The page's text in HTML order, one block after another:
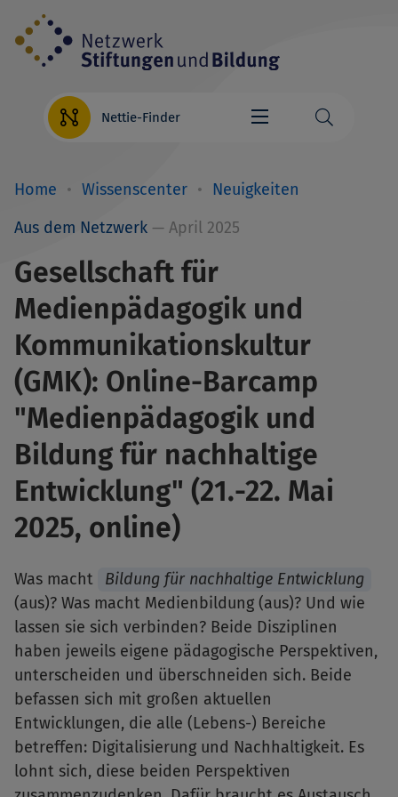
Direkt
zum
Inhalt
Nettie-Finder
Home Wissenscenter
Neuigkeiten
Aus dem Netzwerk — April 2025
Gesellschaft für
Medienpädagogik und
Kommunikationskultur
(GMK): Online-Barcamp
"Medienpädagogik und
Bildung für nachhaltige
Entwicklung" (21.-22. Mai
2025, online)
Was macht
Bildung für nachhaltige Entwicklung
(aus)? Was macht Medienbildung (aus)? Und wie
lassen sie sich verbinden? Beide Disziplinen
haben jeweils eigene pädagogische Perspektiven,
unterscheiden und überschneiden sich. Beide
befassen sich mit großen aktuellen
Entwicklungen, die alle (Lebens-) Bereiche
betreffen: Digitalisierung und Nachhaltigkeit. Es
lohnt sich, diese beiden Perspektiven